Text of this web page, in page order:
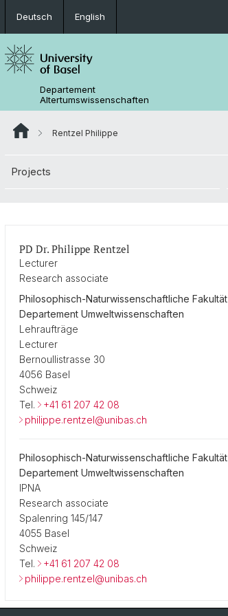
Deutsch English
Departement
Altertumswissenschaften
Rentzel Philippe
Projects
PD Dr. Philippe Rentzel
Lecturer
Research associate
Philosophisch-Naturwissenschaftliche Fakultät
Departement Umweltwissenschaften
Lehraufträge
Lecturer
Bernoullistrasse 30
4056 Basel
Schweiz
Tel.
+41 61 207 42 08
philippe.rentzel@unibas.ch
Philosophisch-Naturwissenschaftliche Fakultät
Departement Umweltwissenschaften
IPNA
Research associate
Spalenring 145/147
4055 Basel
Schweiz
Tel.
+41 61 207 42 08
philippe.rentzel@unibas.ch